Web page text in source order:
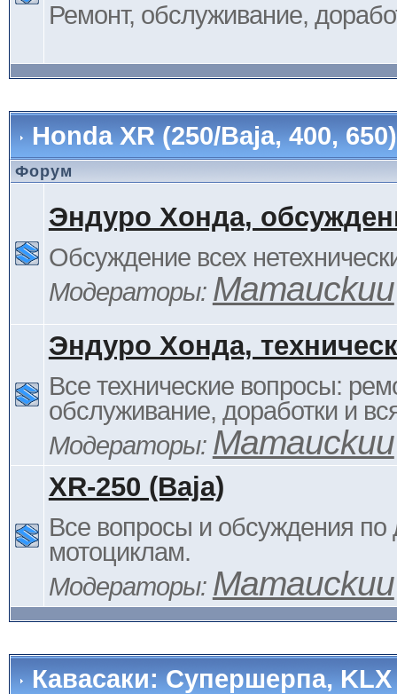
Ремонт, обслуживание,
Honda XR (250/Baja, 400,
Форум
Эндуро Хонда,
Обсуждение всех
Модераторы: Mamauckuu
Эндуро Хонда,
Все технические вопросы:
обслуживание, доработки и
Модераторы: Mamauckuu
XR-250 (Baja)
Все вопросы и обсуждения
мотоциклам.
Модераторы: Mamauckuu
Кавасаки: Супершерпа,